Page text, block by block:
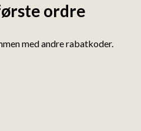
ordre
med andre rabatkoder.